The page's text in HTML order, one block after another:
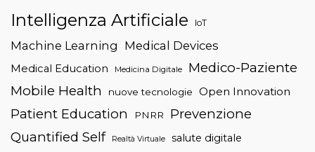
Intelligenza Artificiale IoT
Machine Learning Medical Devices
Medical Education Medicina Digitale
Medico-Paziente
Mobile Health
nuove tecnologie Open Innovation
Patient Education PNRR
Prevenzione
Quantified Self
Realtà Virtuale salute digitale